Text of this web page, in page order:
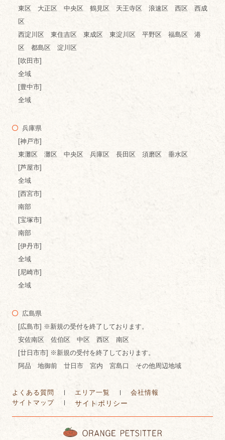
東区 大正区 中央区 鶴見区 天王寺区 浪速区 西区 西成
区
西淀川区 東住吉区 東成区 東淀川区 平野区 福島区 港
区 都島区 淀川区
[吹田市]
全域
[豊中市]
全域
兵庫県
[神戸市]
東灘区 灘区 中央区 兵庫区 長田区 須磨区 垂水区
[芦屋市]
全域
[西宮市]
南部
[宝塚市]
南部
[伊丹市]
全域
[尼崎市]
全域
広島県
[広島市] ※新規の受付を終了しております。
安佐南区 佐伯区 中区 西区 南区
[廿日市市] ※新規の受付を終了しております。
阿品 地御前 廿日市 宮内 宮島口 その他周辺地域
よくある質問 エリア一覧
会社情報
サイトマップ
サイトポリシー